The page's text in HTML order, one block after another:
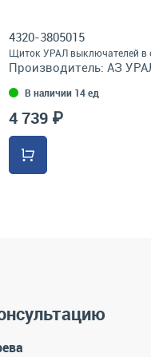
4320-3805015
Щиток УРАЛ выключателей в
Производитель: АЗ
В наличии 14 ед
4 739 ₽